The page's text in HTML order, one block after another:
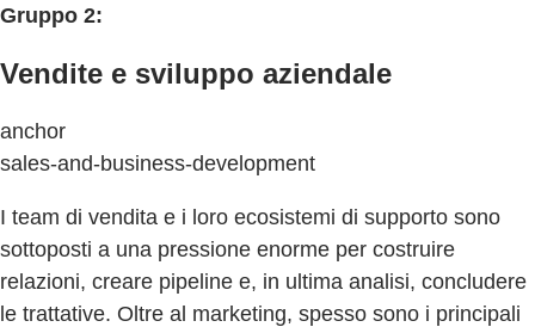
Gruppo 2:
Vendite e sviluppo aziendale
anchor
sales-and-business-development
I team di vendita e i loro ecosistemi di supporto sono
sottoposti a una pressione enorme per costruire
relazioni, creare pipeline e, in ultima analisi, concludere
le trattative. Oltre al marketing, spesso sono i principali